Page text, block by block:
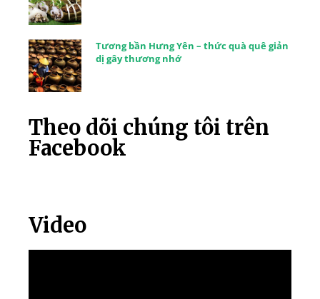
Tương bần Hưng Yên – thức quà quê giản
dị gây thương nhớ
Theo dõi chúng tôi trên
Facebook
Video